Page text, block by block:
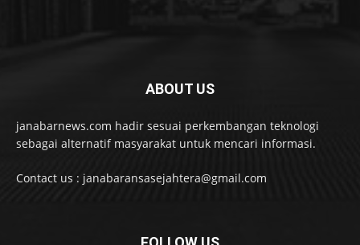
ABOUT US
janabarnews.com hadir sesuai perkembangan teknologi
sebagai alternatif masyarakat untuk mencari informasi.
Contact us : janabaransasejahtera@gmail.com